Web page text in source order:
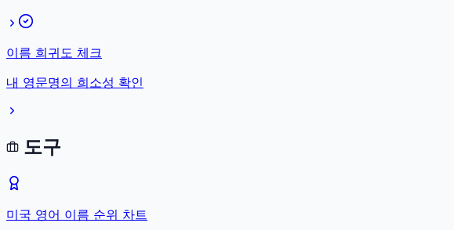
이름 희귀도 체크
내 영문명의 희소성 확인
도구
미국 영어 이름 순위 차트